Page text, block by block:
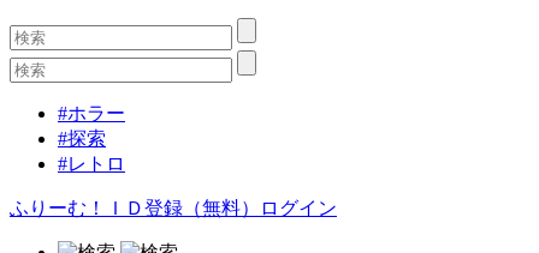
#ホラー
#探索
#レトロ
ふりーむ！ＩＤ登録（無料） ログイン